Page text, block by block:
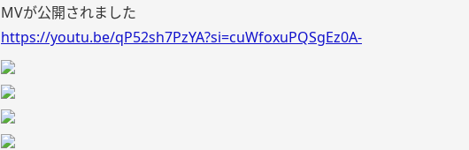
MVが公開されました
https://youtu.be/qP52sh7PzYA?si=cuWfoxuPQSgEz0A-